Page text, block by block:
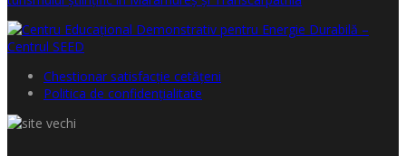
Chestionar satisfacţie cetăţeni
Politica de confidențialitate